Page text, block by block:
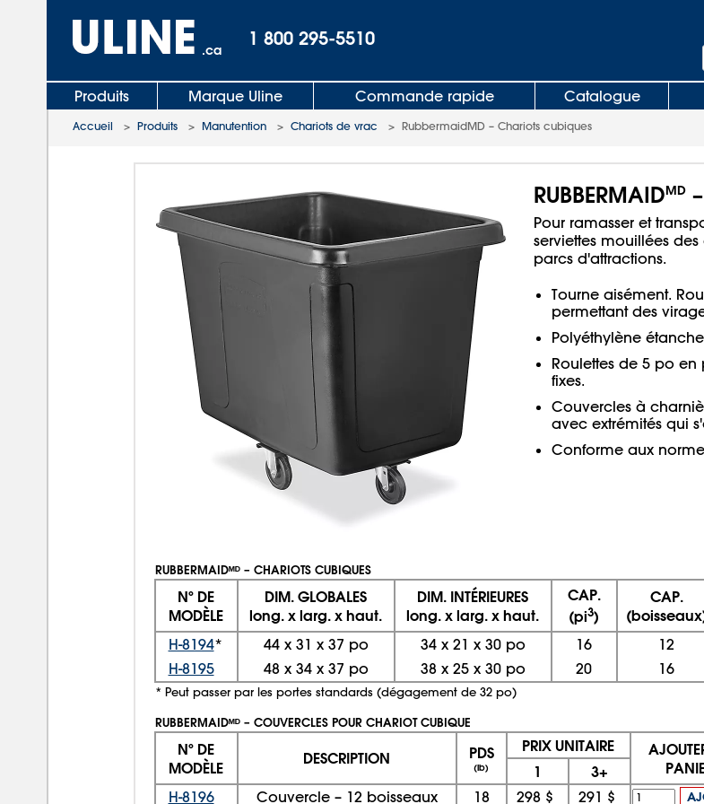
.ca
1 800 295-5510
Produits Marque Uline Commande rapide Catalogue
Accueil > Produits > Manutention > Chariots de vrac > RubbermaidMD – Chariots cubiques
RUBBERMAIDMD–
Pour ramasser et
serviettes mouillées
parcs d'attractions.
Tourne aisément.
permettant des
Polyéthylène
Roulettes de 5 po
fixes.
Couvercles à
avec extrémités qui
Conforme aux
RUBBERMAIDᴹᴰ – CHARIOTS CUBIQUES
Nº DE
MODÈLE
DIM. GLOBALES
long. x larg. x haut.
DIM. INTÉRIEURES
long. x larg. x haut.
CAP.
(pi3)
CAP.
H-8194* 44x 31 x 37 po 34x 21 x 30 po 16 12
H-8195 48x 34x 37 po 38x 25x 30 po 20 16
* Peut passer par les portes standards (dégagement de 32 po)
RUBBERMAIDᴹᴰ – COUVERCLES POUR CHARIOT CUBIQUE
Nº DE
MODÈLE
DESCRIPTION PDS
(lb)
PRIX UNITAIRE
1 3+
H-8196 Couvercle – 12 boisseaux 18 298 $ 291 $